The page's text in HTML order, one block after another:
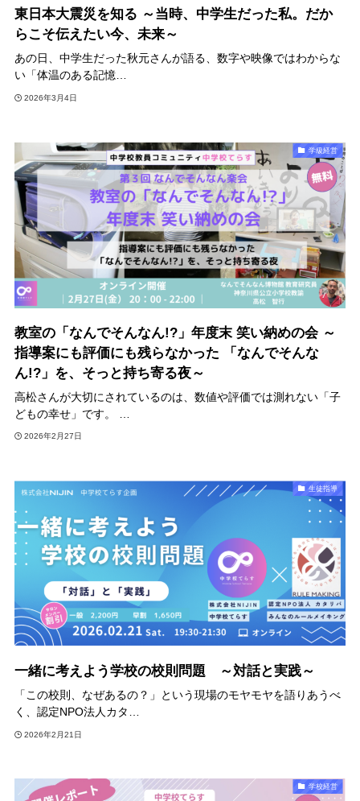
東日本大震災を知る ～当時、中学生だった私。だか
らこそ伝えたい今、未来～
あの日、中学生だった秋元さんが語る、数字や映像ではわからな
い「体温のある記憶…
2026年3月4日
学級経営
教室の「なんでそんなん!?」年度末 笑い納めの会 ～
指導案にも評価にも残らなかった 「なんでそんな
ん!?」を、そっと持ち寄る夜～
高松さんが大切にされているのは、数値や評価では測れない「子
どもの幸せ」です。 …
2026年2月27日
生徒指導
一緒に考えよう学校の校則問題 ～対話と実践～
「この校則、なぜあるの？」という現場のモヤモヤを語りあうべ
く、認定NPO法人カタ…
2026年2月21日
学校経営